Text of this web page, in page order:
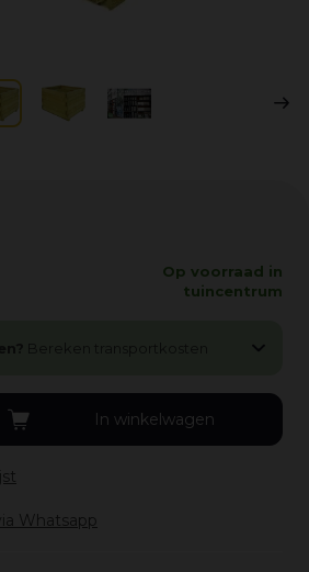
Op voorraad in
tuincentrum
Whatsapp